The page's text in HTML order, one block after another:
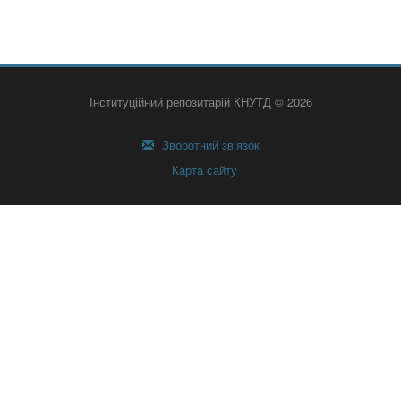
Інституційний репозитарій КНУТД © 2026
Зворотний зв’язок
Карта сайту